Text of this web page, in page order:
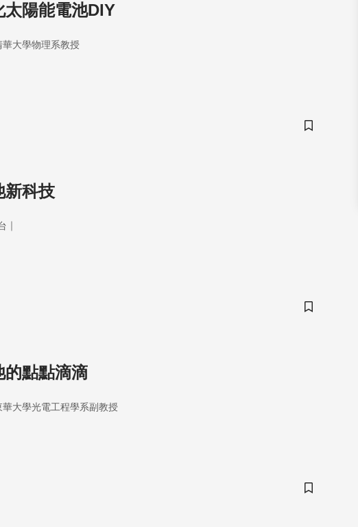
太陽能電池DIY
華大學物理系教授
儲存書籤
新科技
｜
儲存書籤
的點點滴滴
華大學光電工程學系副教授
儲存書籤